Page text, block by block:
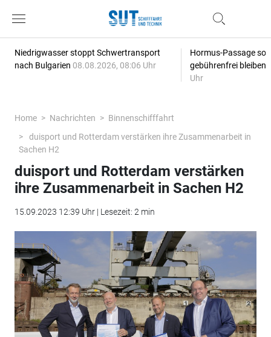
Niedrigwasser stoppt Schwertransport
nach Bulgarien 08.08.2026, 08:06 Uhr
Hormus-Passage
gebührenfrei bleiben
Uhr
Home Nachrichten
Binnenschifffahrt
duisport und Rotterdam verstärken ihre Zusammenarbeit in
Sachen H2
duisport und Rotterdam verstärken
ihre Zusammenarbeit in Sachen H2
15.09.2023 12:39 Uhr | Lesezeit: 2 min